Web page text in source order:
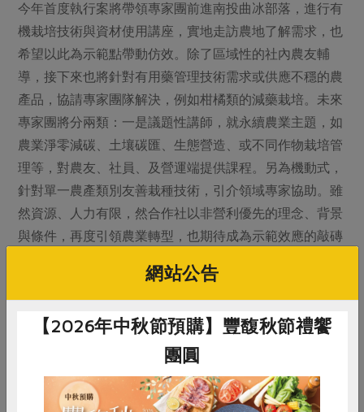
今年首度執行案將帶領專家團前進南投曲冰部落，進行有
機栽培技術與資材使用講座，實地走訪農地了解需求，也
希望以此為示範點帶動仿效。除了區域性的社內農友輔
導，接下來也將針對有用藥管理技術需求或供應不穩的農
產品，協請專家團隊解決，例如柑橘類的減藥栽培。未來
專家團將分兩類：一是議題性講師，就永續農業主題，如
農業淨零減碳、土壤碳匯、生態營造、或不同作物栽培管
理等，對農友、社員、及營運端提供課程。另為機動式，
針對單一農產類別友善栽種技術，引介領域專家協助。雖
然資源、人力有限，然合作社以非營利優先的理念、背景
與條件，再度引領農業轉型，也期待成為示範效應的敲磚
（首圖圖說：品保專員定期到產地採檢，全程手部不觸
網站公告
【2026年中秋節預購】豐馥秋節禮饗
團圓